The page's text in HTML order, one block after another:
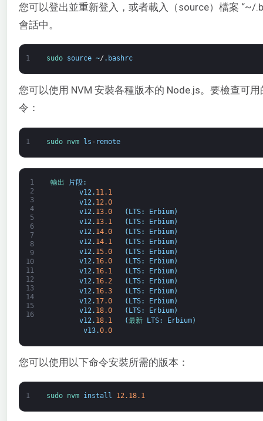
您可以登出並重新登入，或者載入（source）檔案 “~/
會話中。
1 sudo source ~/ . bashrc
您可以使用 NVM 安裝各種版本的 Node.js。要檢查可
令：
1 sudo nvm ls - remote
1
2
3
4
5
6
7
8
9
10
11
12
13
14
15
16
輸出 片段:
v12. 11.1
v12 . 12.0
v12. 13.0 ( LTS: Erbium)
v12. 13.1 ( LTS: Erbium)
v12. 14.0 ( LTS: Erbium)
v12. 14.1 ( LTS: Erbium)
v12 . 15.0 ( LTS: Erbium)
v12. 16.0 ( LTS: Erbium)
v12. 16.1 ( LTS: Erbium)
v12. 16.2 ( LTS: Erbium)
v12. 16.3 ( LTS: Erbium)
v12 . 17.0 ( LTS: Erbium)
v12. 18.0 ( LTS: Erbium)
v12. 18.1 (最新 LTS: Erbium)
v13.0.0
您可以使用以下命令安裝所需的版本：
1 sudo nvm install 12.18.1